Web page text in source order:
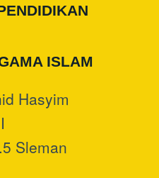
ISLAM
Hasyim
Sleman